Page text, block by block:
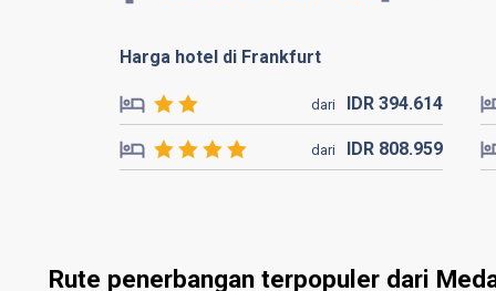
Harga hotel di Frankfurt
dari IDR 394.614
dari IDR 808.959
Rute penerbangan terpopuler dari